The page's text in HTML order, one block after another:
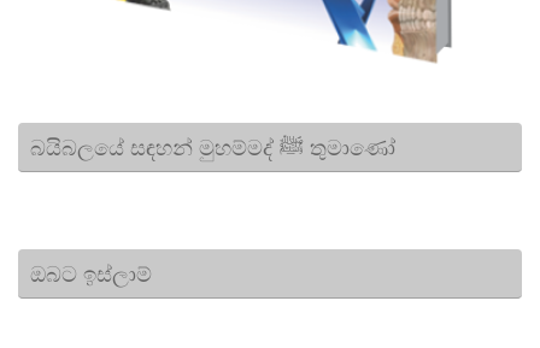
බයිබලයේ සඳහන් මුහම්මද් ﷺ තුමාණෝ
ඔබට ඉස්ලාම්